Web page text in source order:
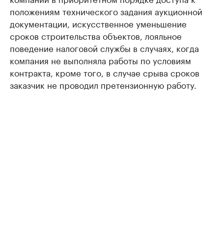
положениям технического задания аукционной
документации, искусственное уменьшение
сроков строительства объектов, лояльное
поведение налоговой службы в случаях, когда
компания не выполняла работы по условиям
контракта, кроме того, в случае срыва сроков
заказчик не проводил претензионную работу.